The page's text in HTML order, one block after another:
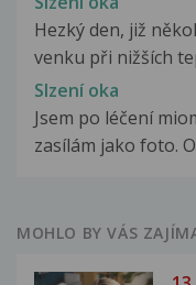
Hezký den, již
venku při nižších
Slzení oka
Jsem po léčení
zasílám jako foto.
MOHLO BY VÁS